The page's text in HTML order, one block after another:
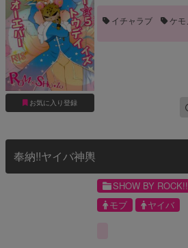
お気に入り登録
イチャラブ ケモ
奉納!!ヤイバ神輿
SHOW BY ROCK!!
モブ
ヤイバ